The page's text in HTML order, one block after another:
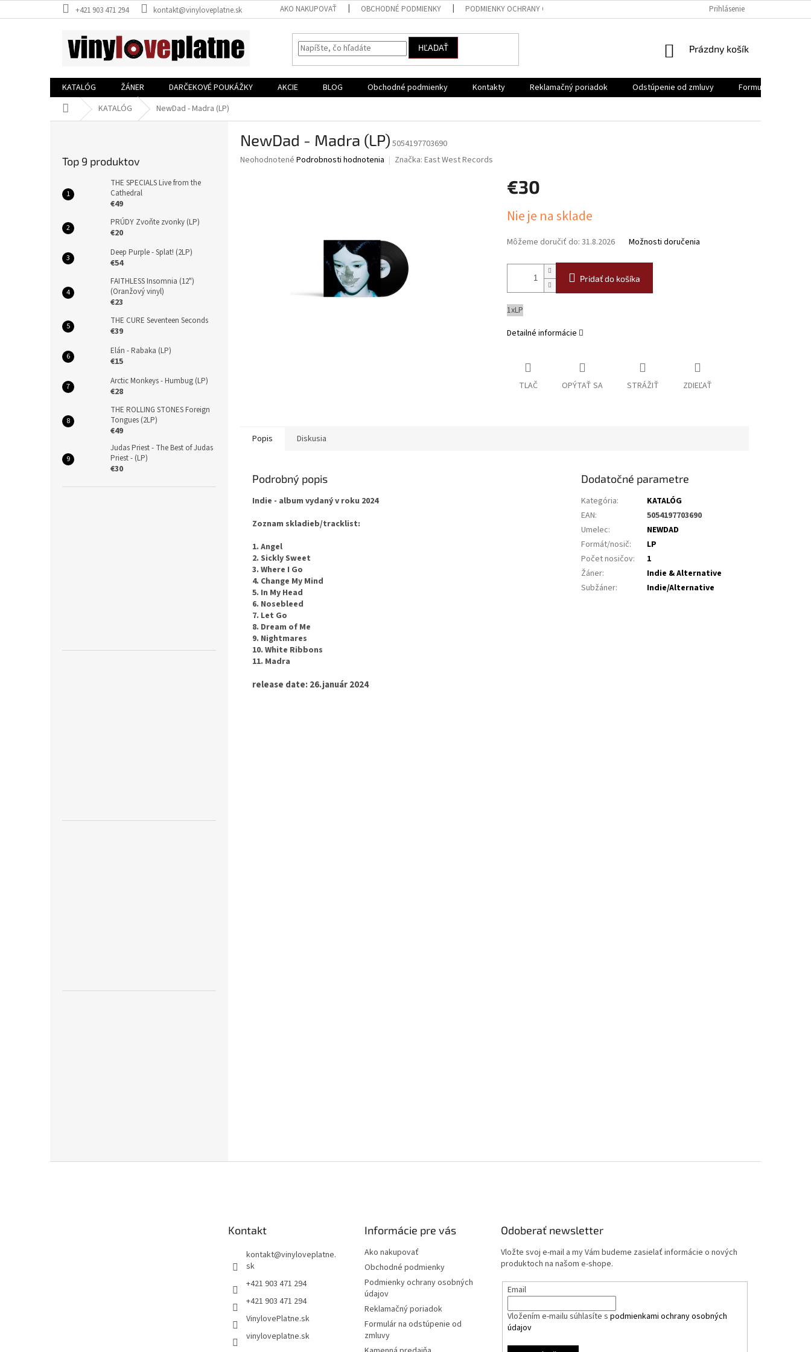
na
+421 903 471 294 kontakt@vinyloveplatne.sk AKO NAKUPOVAŤ OBCHODNÉ PODMIENKY PODMIENKY OCHRANY OSOBNÝCH ÚDAJOV REKLAMAČNÝ PORIADOK FORMULÁR NA
Prihlásenie
HĽADAŤ
NÁKUPNÝ
Prázdny košík
KATALÓG ŽÁNER DARČEKOVÉ POUKÁŽKY AKCIE BLOG Obchodné podmienky Kontakty Reklamačný poriadok Odstúpenie od zmluvy
Formulár na
DomovKATALÓG NewDad - Madra (LP)
Top 9 produktov
THE SPECIALS Live from the
Cathedral
€49
PRÚDY Zvoňte zvonky (LP)
€20
Deep Purple - Splat! (2LP)
€54
FAITHLESS Insomnia (12")
(Oranžový vinyl)
€23
THE CURE Seventeen Seconds
€39
Elán - Rabaka (LP)
€15
Arctic Monkeys - Humbug (LP)
€28
THE ROLLING STONES Foreign
Tongues (2LP)
€49
Judas Priest - The Best of Judas
Priest - (LP)
€30
NewDad - Madra (LP) 5054197703690
Priemerné
Neohodnotené Podrobnosti hodnotenia Značka: East West Records
€30
cena:
Nie je na sklade
Môžeme doručiť do: 31.8.2026 Možnosti doručenia
Pridať do košíka
1xLP
Detailné informácie
TLAČ OPÝTAŤ SA STRÁŽIŤ ZDIEĽAŤ
Popis Diskusia
Podrobný popis
Indie - album vydaný v roku 2024
Zoznam skladieb/tracklist:
1. Angel
2. Sickly Sweet
3. Where I Go
4. Change My Mind
5. In My Head
6. Nosebleed
7. Let Go
8. Dream of Me
9. Nightmares
10. White Ribbons
11. Madra
release date: 26.január 2024
Dodatočné parametre
Kategória:
KATALÓG
EAN:
5054197703690
Umelec:
NEWDAD
Formát/nosič:
LP
Počet nosičov:
1
Žáner:
Indie & Alternative
Subžáner: Indie/Alternative
Kontakt
kontakt@vinyloveplatne.
sk
+421 903 471 294
+421 903 471 294
VinylovePlatne.sk
vinyloveplatne.sk
Informácie pre vás
Ako nakupovať
Obchodné podmienky
Podmienky ochrany osobných
údajov
Reklamačný poriadok
Formulár na odstúpenie od
zmluvy
Odoberať newsletter
Vložte svoj e-mail a my Vám budeme zasielať informácie o nových
produktoch na našom e-shope.
Email
Vložením e-mailu súhlasíte spodmienkami ochrany osobných
údajov